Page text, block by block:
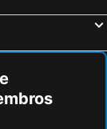
- Zona Leste